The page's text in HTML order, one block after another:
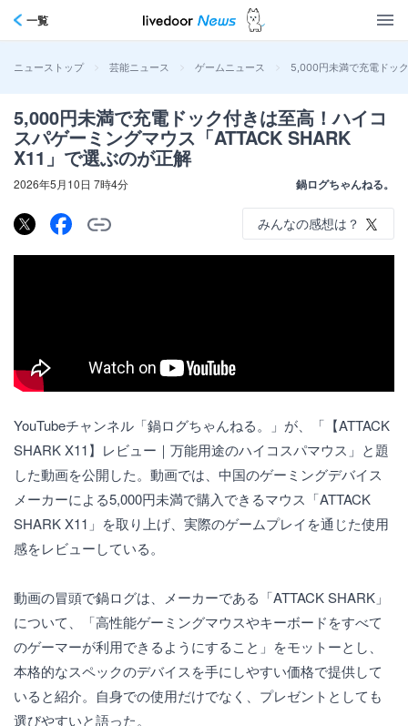
一覧
ニューストップ > 芸能ニュース > ゲームニュース > 5,000円未満で充電ドッ
5,000円未満で充電ドック付きは至高！ハイコ
スパゲーミングマウス「ATTACK SHARK
X11」で選ぶのが正解
2026年5月10日 7時4分 鍋ログちゃんねる。
みんなの感想は？
YouTubeチャンネル「鍋ログちゃんねる。」が、「【ATTACK
SHARK X11】レビュー｜万能用途のハイコスパマウス」と題
した動画を公開した。動画では、中国のゲーミングデバイス
メーカーによる5,000円未満で購入できるマウス「ATTACK
SHARK X11」を取り上げ、実際のゲームプレイを通じた使用
感をレビューしている。
動画の冒頭で鍋ログは、メーカーである「ATTACK SHARK」
について、「高性能ゲーミングマウスやキーボードをすべて
のゲーマーが利用できるようにすること」をモットーとし、
本格的なスペックのデバイスを手にしやすい価格で提供して
いると紹介。自身での使用だけでなく、プレゼントとしても
選びやすいと語った。